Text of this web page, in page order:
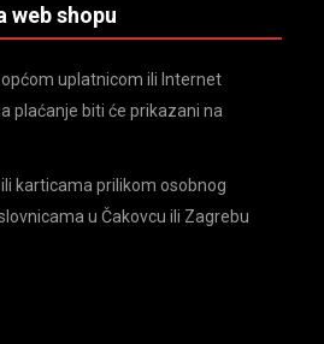
web shopu
uplatnicom ili Internet
plaćanje biti će prikazani na
karticama prilikom osobnog
u Čakovcu ili Zagrebu